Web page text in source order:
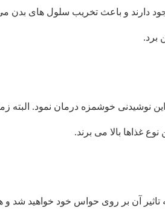
دارند و باعث تخریب سلول های بدن
برد.
نوشیدنی خوشمزه درمان نمود. البته
غذاها بالا می برند.
آن بر روی حواس خود خواهید شد و